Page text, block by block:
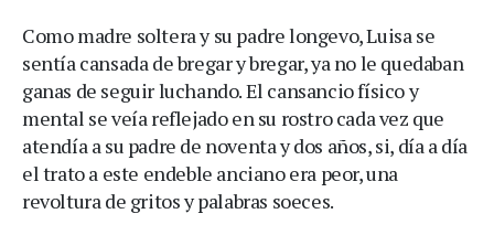
Como madre soltera y su padre longevo, Luisa se
sentía cansada de bregar y bregar, ya no le quedaban
ganas de seguir luchando. El cansancio físico y
mental se veía reflejado en su rostro cada vez que
atendía a su padre de noventa y dos años, si, día a día
el trato a este endeble anciano era peor, una
revoltura de gritos y palabras soeces.